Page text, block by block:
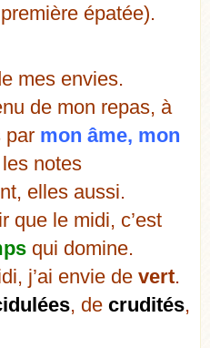
épatée).
mes envies.
de mon repas, à
par mon âme, mon
notes
elles aussi.
que le midi, c’est
qui domine.
j’ai envie de vert.
, de crudités,